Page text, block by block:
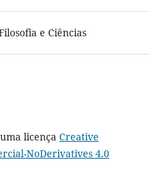
e Ciências
licença Creative
NoDerivatives 4.0